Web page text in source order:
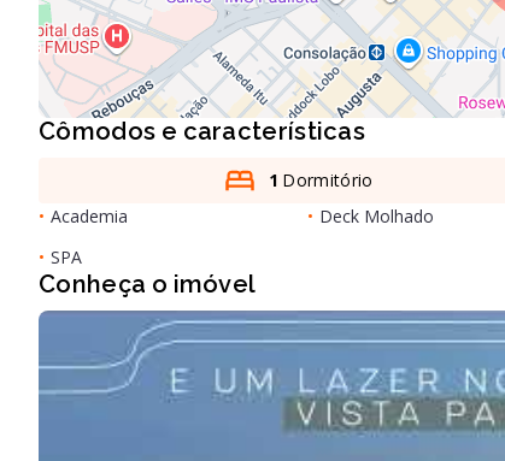
Cômodos e características
1 Dormitório
• Academia • Deck Molhado
• SPA
Conheça o imóvel